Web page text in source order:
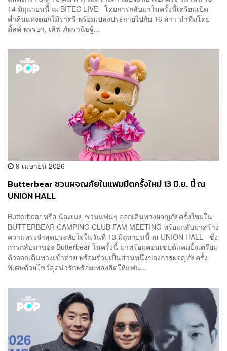
14 มิถุนายนนี้ ณ BITEC LIVE โดยการกลับมาในครั้งนี้เตรียมเปิด
ค่ำคืนแห่งดอกไม้ราตรี พร้อมเปล่งประกายไปกับ 16 สาว นำทีมโดย
มิ้ลค์ พรรษา, เลิฟ ภัทรานิษฐ์...
9 เมษายน 2026
Butterbear ชวนผจญภัยในแฟมมีตครั้งใหม่ 13 มิ.ย. นี้ ณ
UNION HALL
Butterbear หรือ น้องเนย ชวนแฟนๆ ออกเดินทางผจญภัยครั้งใหม่ใน
BUTTERBEAR CAMPING CLUB FAM MEETING พร้อมกลับมาสร้าง
ความทรงจำสุดประทับใจในวันที่ 13 มิถุนายนนี้ ณ UNION HALL ซึ่ง
การกลับมาของ Butterbear ในครั้งนี้ มาพร้อมคอนเซปต์แคมปิ้งเตรียม
ตัวออกเดินทางเข้าค่าย พร้อมร่วมเป็นส่วนหนึ่งของการผจญภัยครั้ง
พิเศษด้วยโชว์สุดน่ารักพร้อมเพลงฮิตให้แฟน...